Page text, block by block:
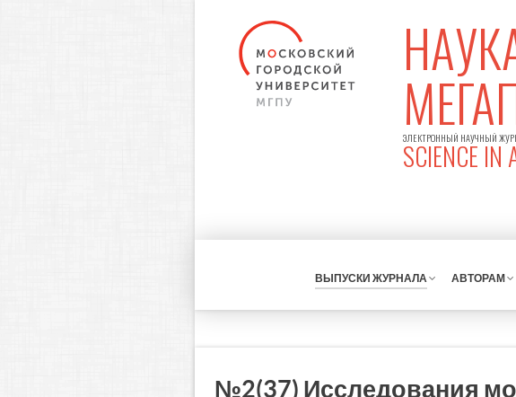
ЭЛЕКТРОННЫЙ НАУЧНЫЙ
SCIENCE IN
ВЫПУСКИ ЖУРНАЛА АВТОРАМ
№2(37) Исследования